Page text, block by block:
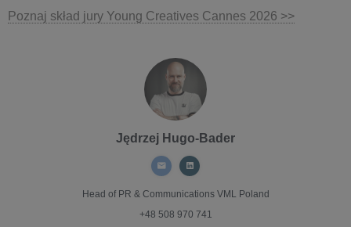
Poznaj skład jury Young Creatives Cannes 2026 >>
Jędrzej Hugo-Bader
Head of PR & CommunicationsVML Poland
+48 508 970 741